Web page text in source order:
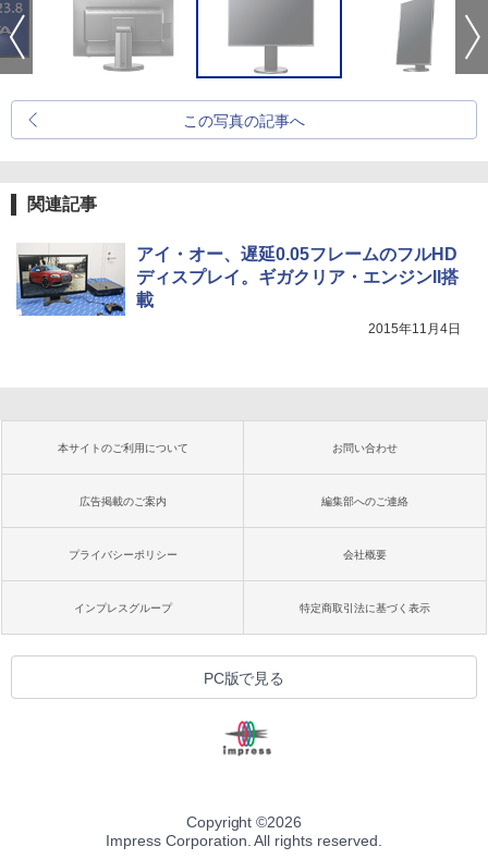
この写真の記事へ
関連記事
アイ・オー、遅延0.05フレームのフルHD
ディスプレイ。ギガクリア・エンジンII搭
載
2015年11月4日
本サイトのご利用について お問い合わせ
広告掲載のご案内 編集部へのご連絡
プライバシーポリシー 会社概要
インプレスグループ 特定商取引法に基づく表示
PC版で見る
Copyright ©2026
Impress Corporation. All rights reserved.